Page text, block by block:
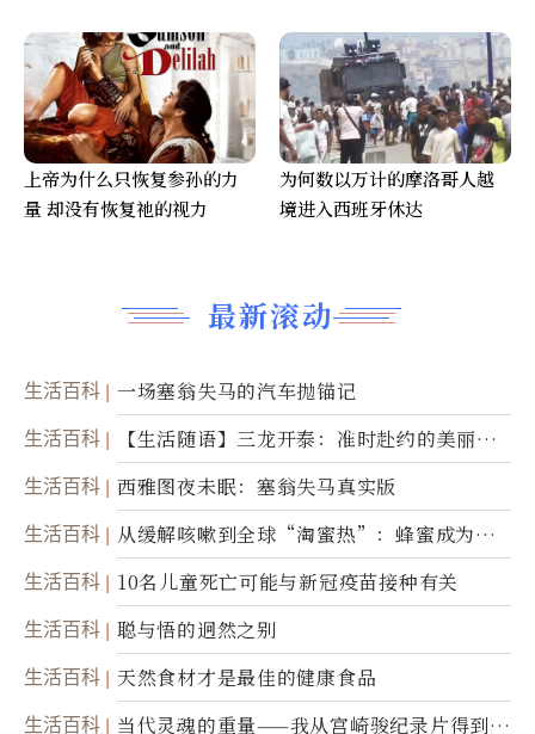
最新滚动
生活百科 一场塞翁失马的汽车抛锚记
生活百科
【生活随语】三龙开泰：准时赴约的美丽震
撼
生活百科 西雅图夜未眠：塞翁失马真实版
生活百科
从缓解咳嗽到全球“淘蜜热”：蜂蜜成为健
康产业前沿商品
生活百科 10名儿童死亡可能与新冠疫苗接种有关
生活百科 聪与悟的迥然之别
生活百科 天然食材才是最佳的健康食品
生活百科
当代灵魂的重量——我从宫崎骏纪录片得到的
上帝为什么只恢复参孙的力
量 却没有恢复祂的视力
为何数以万计的摩洛哥人越
境进入西班牙休达